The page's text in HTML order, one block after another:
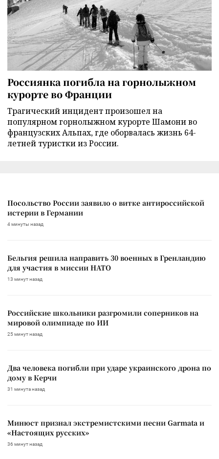
Россиянка погибла на горнолыжном
курорте во Франции
Трагический инцидент произошел на
популярном горнолыжном курорте Шамони во
французских Альпах, где оборвалась жизнь 64-
летней туристки из России.
Посольство России заявило о витке антироссийской
истерии в Германии
4 минуты назад
Бельгия решила направить 30 военных в Гренландию
для участия в миссии НАТО
13 минут назад
Российские школьники разгромили соперников на
мировой олимпиаде по ИИ
25 минут назад
Два человека погибли при ударе украинского дрона по
дому в Керчи
31 минута назад
Минюст признал экстремистскими песни Garmata и
«Настоящих русских»
36 минут назад